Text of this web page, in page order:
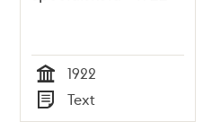
Tid
1922
Typ
Text